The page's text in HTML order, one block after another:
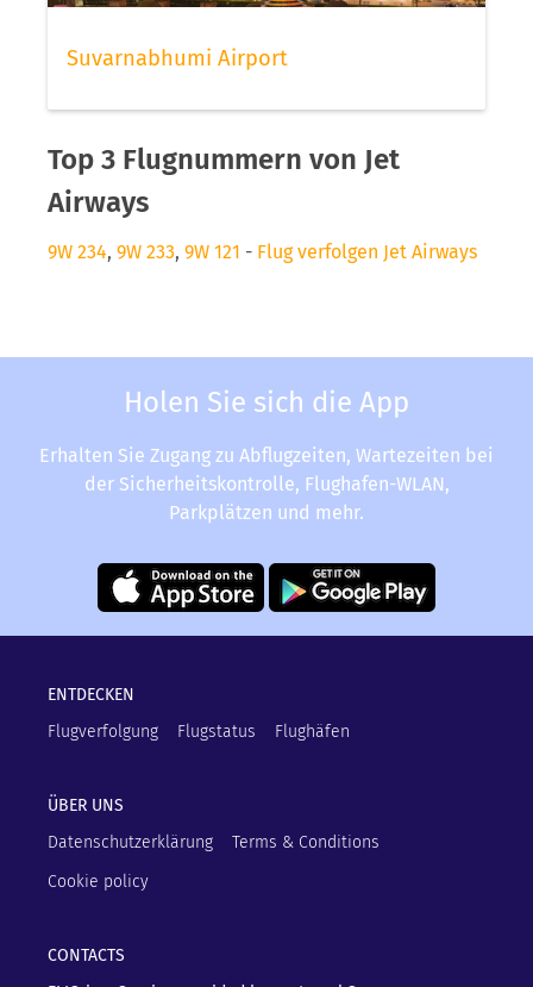
Suvarnabhumi Airport
Top 3 Flugnummern von Jet
Airways
9W 234, 9W 233, 9W 121 - Flug verfolgen Jet Airways
Holen Sie sich die App
Erhalten Sie Zugang zu Abflugzeiten, Wartezeiten bei
der Sicherheitskontrolle, Flughafen-WLAN,
Parkplätzen und mehr.
ENTDECKEN
Flugverfolgung
Flugstatus Flughäfen
ÜBER UNS
Datenschutzerklärung
Terms & Conditions
Cookie policy
CONTACTS